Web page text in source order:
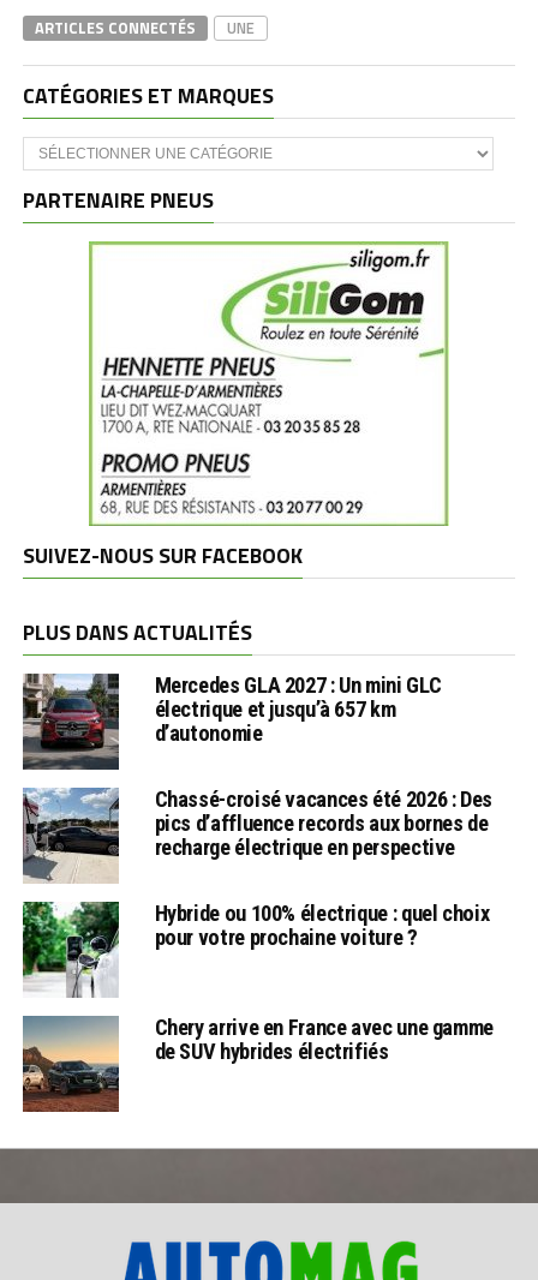
ARTICLES CONNECTÉS UNE
CATÉGORIES ET MARQUES
Catégories
et
PARTENAIRE PNEUS
SUIVEZ-NOUS SUR FACEBOOK
PLUS DANS ACTUALITÉS
Mercedes GLA 2027 : Un mini GLC
électrique et jusqu’à 657 km
d’autonomie
Chassé-croisé vacances été 2026 : Des
pics d’affluence records aux bornes de
recharge électrique en perspective
Hybride ou 100% électrique : quel choix
pour votre prochaine voiture ?
Chery arrive en France avec une gamme
de SUV hybrides électrifiés